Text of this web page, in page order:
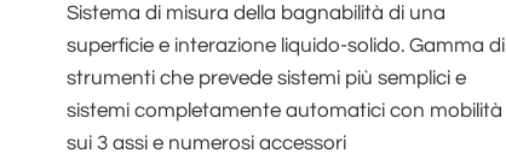
Sistema di misura della bagnabilità di una
superficie e interazione liquido-solido. Gamma di
strumenti che prevede sistemi più semplici e
sistemi completamente automatici con mobilità
sui 3 assi e numerosi accessori